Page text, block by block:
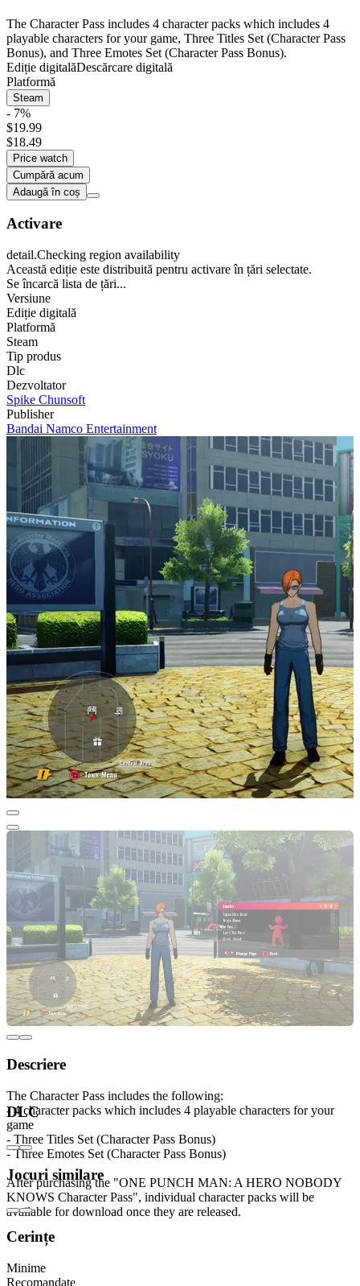
The Character Pass includes 4 character packs which includes 4
playable characters for your game, Three Titles Set (Character Pass
Bonus), and Three Emotes Set (Character Pass Bonus).
Ediție digitalăDescărcare digitală
Platformă
Steam
- 7%
$19.99
$18.49
Price watch
Cumpără acum
Adaugă în coș
Activare
detail.Checking region availability
Această ediție este distribuită pentru activare în țări selectate.
Se încarcă lista de țări...
Versiune
Ediție digitală
Platformă
Steam
Tip produs
Dlc
Dezvoltator
Spike Chunsoft
Publisher
Bandai Namco Entertainment
Descriere
The Character Pass includes the following:
- 4 character packs which includes 4 playable characters for your
game
- Three Titles Set (Character Pass Bonus)
- Three Emotes Set (Character Pass Bonus)
After purchasing the "ONE PUNCH MAN: A HERO NOBODY
KNOWS Character Pass", individual character packs will be
available for download once they are released.
DLC
Jocuri similare
Cerințe
Minime
Recomandate